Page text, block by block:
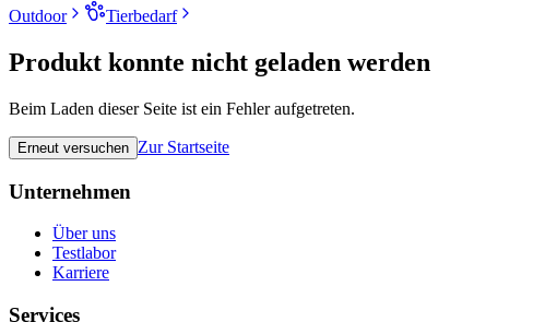
Outdoor
Tierbedarf
Produkt konnte nicht geladen werden
Beim Laden dieser Seite ist ein Fehler aufgetreten.
Erneut versuchen Zur Startseite
Unternehmen
Über uns
Testlabor
Karriere
Services